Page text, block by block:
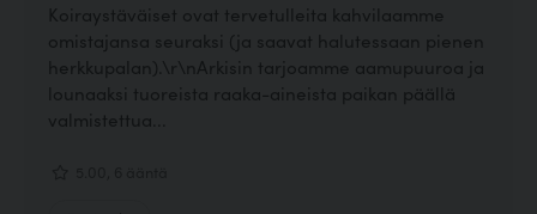
Koiraystäväiset ovat tervetulleita kahvilaamme
omistajansa seuraksi (ja saavat halutessaan pienen
herkkupalan).\r\nArkisin tarjoamme aamupuuroa ja
lounaaksi tuoreista raaka-aineista paikan päällä
valmistettua...